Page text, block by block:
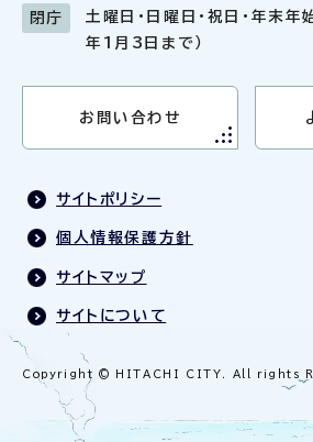
閉庁
土曜日・日曜日・祝日・年末
年1月3日まで）
お問い合わせ
サイトポリシー
個人情報保護方針
サイトマップ
サイトについて
Copyright © HITACHI CITY. All rights